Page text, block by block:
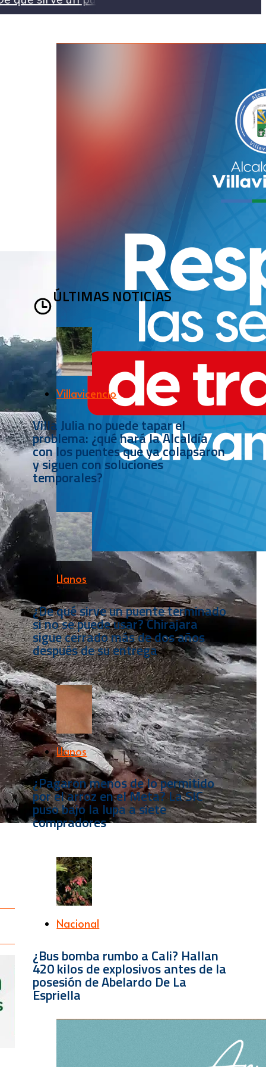
ÚLTIMAS NOTICIAS
Villavicencio
Villa Julia no puede tapar el
problema: ¿qué hará la Alcaldía
con los puentes que ya colapsaron
y siguen con soluciones
temporales?
Llanos
¿De qué sirve un puente terminado
si no se puede usar? Chirajara
sigue cerrado más de dos años
después de su entrega
Llanos
¿Pagaron menos de lo permitido
por el arroz en el Meta? La SIC
puso bajo la lupa a siete
compradores
Nacional
¿Bus bomba rumbo a Cali? Hallan
420 kilos de explosivos antes de la
posesión de Abelardo De La
Espriella